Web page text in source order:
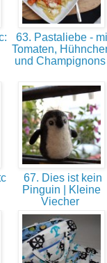
63. Pastaliebe -
Tomaten,
und
67. Dies ist kein
Pinguin | Kleine
Viecher